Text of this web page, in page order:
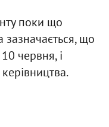
поки що
зазначається, що
червня, і